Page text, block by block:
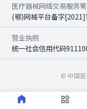
医疗器械网络交易服务
(鄂)网械平台备字
营业执照
统一社会信用代码
© 中国